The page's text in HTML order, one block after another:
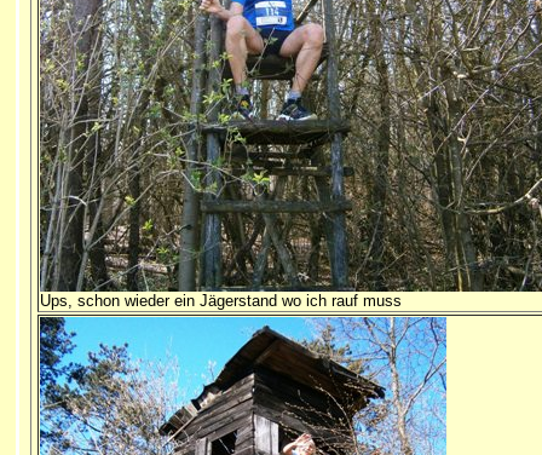
Ups, schon wieder ein Jägerstand wo ich rauf muss